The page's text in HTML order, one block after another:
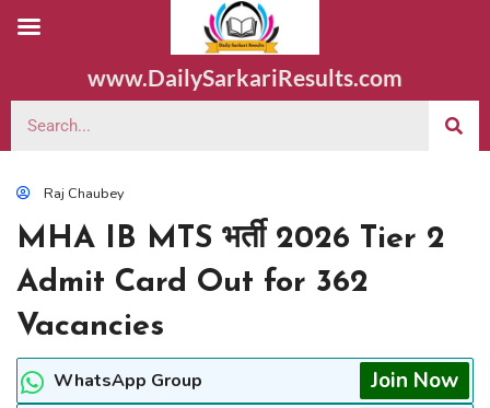
www.DailySarkariResults.com
Raj Chaubey
MHA IB MTS भर्ती 2026 Tier 2
Admit Card Out for 362
Vacancies
WhatsApp Group Join Now